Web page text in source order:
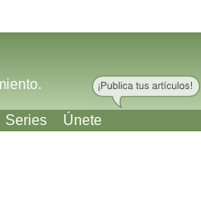
Series Únete